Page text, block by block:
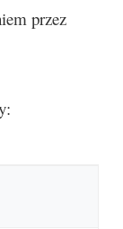
przez